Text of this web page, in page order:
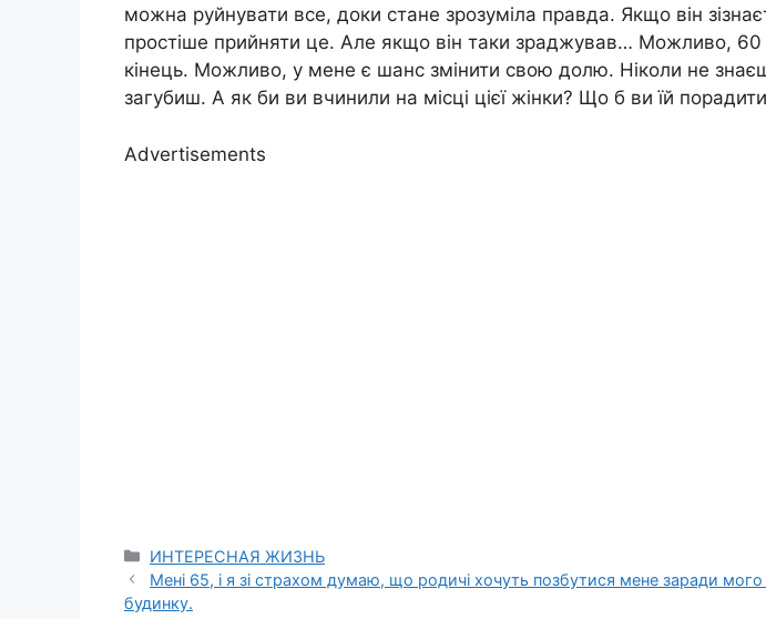
можна руйнувати все, доки стане зрозуміла правда. Якщо він
простіше прийняти це. Але якщо він таки зраджував… Можливо, 60
кінець. Можливо, у мене є шанс змінити свою долю. Ніколи не
загубиш. А як би ви вчинили на місці цієї жінки? Що б ви їй
Advertisements
Categories
ИНТЕРЕСНАЯ ЖИЗНЬ
Мені 65, і я зі страхом думаю, що родичі хочуть позбутися мене заради
будинку.